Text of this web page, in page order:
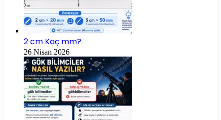
2 cm Kaç mm?
26 Nisan 2026